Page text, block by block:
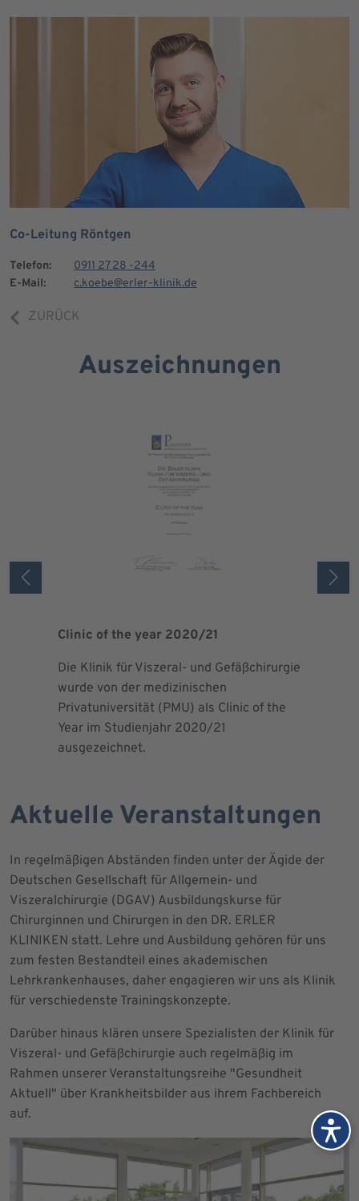
Co-Leitung Röntgen
Telefon:
0911 27 28 -244
E-Mail:
c.koebe@erler-klinik.de
ZURÜCK
Auszeichnungen
Clinic of the year 2020/21
Die Klinik für Viszeral- und Gefäßchirurgie
wurde von der medizinischen
Privatuniversität (PMU) als Clinic of the
Year im Studienjahr 2020/21
ausgezeichnet.
Aktuelle Veranstaltungen
In regelmäßigen Abständen finden unter der Ägide der
Deutschen Gesellschaft für Allgemein- und
Viszeralchirurgie (DGAV) Ausbildungskurse für
Chirurginnen und Chirurgen in den DR. ERLER
KLINIKEN statt. Lehre und Ausbildung gehören für uns
zum festen Bestandteil eines akademischen
Lehrkrankenhauses, daher engagieren wir uns als Klinik
für verschiedenste Trainingskonzepte.
Darüber hinaus klären unsere Spezialisten der Klinik für
Viszeral- und Gefäßchirurgie auch regelmäßig im
Rahmen unserer Veranstaltungsreihe "Gesundheit
Aktuell" über Krankheitsbilder aus ihrem Fachbereich
auf.